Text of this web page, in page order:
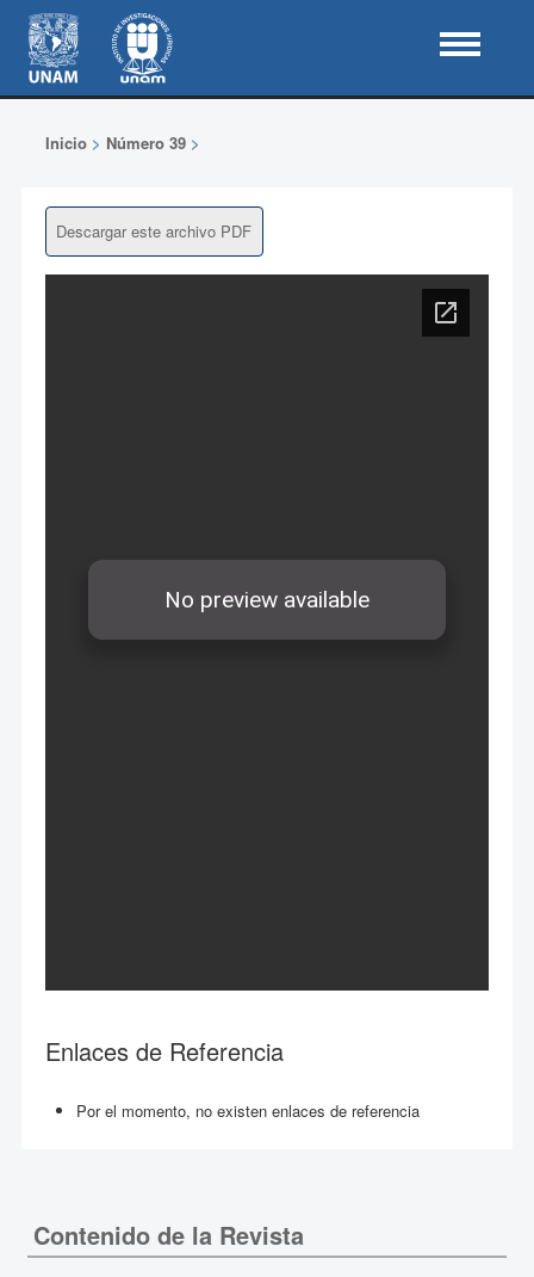
Inicio> Número 39>
Descargar este archivo PDF
Enlaces de Referencia
Por el momento, no existen enlaces de referencia
Contenido de la Revista